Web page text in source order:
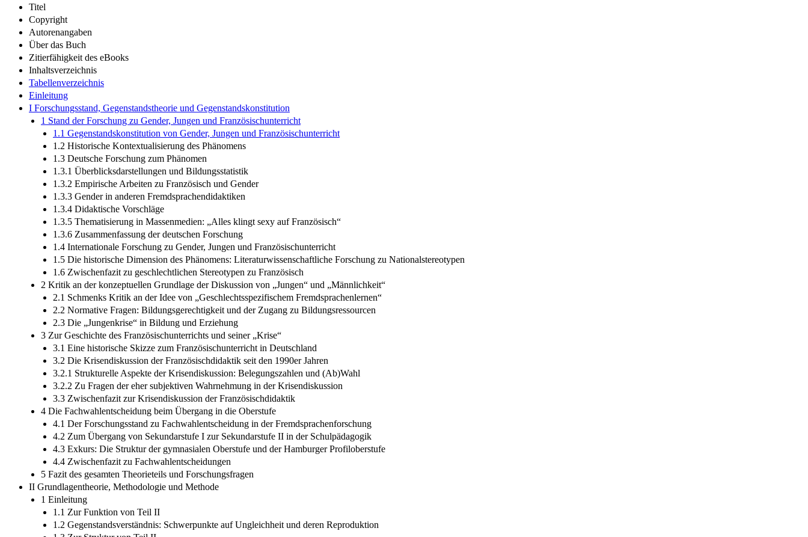
Titel
Copyright
Autorenangaben
Über das Buch
Zitierfähigkeit des eBooks
Inhaltsverzeichnis
Tabellenverzeichnis
Einleitung
I Forschungsstand, Gegenstandstheorie und Gegenstandskonstitution
1 Stand der Forschung zu Gender, Jungen und Französischunterricht
1.1 Gegenstandskonstitution von Gender, Jungen und Französischunterricht
1.2 Historische Kontextualisierung des Phänomens
1.3 Deutsche Forschung zum Phänomen
1.3.1 Überblicksdarstellungen und Bildungsstatistik
1.3.2 Empirische Arbeiten zu Französisch und Gender
1.3.3 Gender in anderen Fremdsprachendidaktiken
1.3.4 Didaktische Vorschläge
1.3.5 Thematisierung in Massenmedien: „Alles klingt sexy auf Französisch“
1.3.6 Zusammenfassung der deutschen Forschung
1.4 Internationale Forschung zu Gender, Jungen und Französischunterricht
1.5 Die historische Dimension des Phänomens: Literaturwissenschaftliche Forschung zu Nationalstereotypen
1.6 Zwischenfazit zu geschlechtlichen Stereotypen zu Französisch
2 Kritik an der konzeptuellen Grundlage der Diskussion von „Jungen“ und „Männlichkeit“
2.1 Schmenks Kritik an der Idee von „Geschlechtsspezifischem Fremdsprachenlernen“
2.2 Normative Fragen: Bildungsgerechtigkeit und der Zugang zu Bildungsressourcen
2.3 Die „Jungenkrise“ in Bildung und Erziehung
3 Zur Geschichte des Französischunterrichts und seiner „Krise“
3.1 Eine historische Skizze zum Französischunterricht in Deutschland
3.2 Die Krisendiskussion der Französischdidaktik seit den 1990er Jahren
3.2.1 Strukturelle Aspekte der Krisendiskussion: Belegungszahlen und (Ab)Wahl
3.2.2 Zu Fragen der eher subjektiven Wahrnehmung in der Krisendiskussion
3.3 Zwischenfazit zur Krisendiskussion der Französischdidaktik
4 Die Fachwahlentscheidung beim Übergang in die Oberstufe
4.1 Der Forschungsstand zu Fachwahlentscheidung in der Fremdsprachenforschung
4.2 Zum Übergang von Sekundarstufe I zur Sekundarstufe II in der Schulpädagogik
4.3 Exkurs: Die Struktur der gymnasialen Oberstufe und der Hamburger Profiloberstufe
4.4 Zwischenfazit zu Fachwahlentscheidungen
5 Fazit des gesamten Theorieteils und Forschungsfragen
II Grundlagentheorie, Methodologie und Methode
1 Einleitung
1.1 Zur Funktion von Teil II
1.2 Gegenstandsverständnis: Schwerpunkte auf Ungleichheit und deren Reproduktion